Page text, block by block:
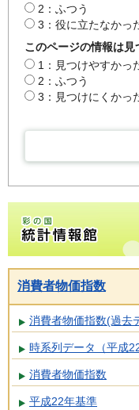
2：ふつう
3：役に立たなかっ
このページの情報は見
1：見つけやすかっ
2：ふつう
3：見つけにくかっ
彩の
消費者物価指数
消費者物価指数(過去
時系列データ（平成
消費者物価指数
平成22年基準